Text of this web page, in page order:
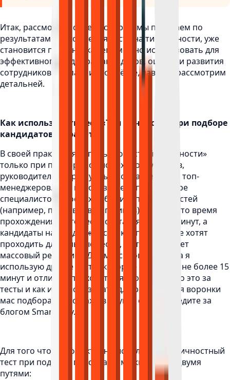
Итак, рассмотрев отчет, который мы получаем по
результатам прохождения теста на тип личности, уже
становится понятно, как его можно использовать для
эффективного подбора кандидатов, оценки и развития
сотрудников компании. Но всё же, давайте рассмотрим
детальней.
Как использовать тест «Тип личности» при подборе
кандидатов на работу.
В своей практике я использую тест «Тип личности»
только при подборе «офисных» сотрудников,
руководителей структурных подразделений, топ-
менеджеров. Я не использую его при подборе
специалистов простых рабочих специальностей
(например, продавцов магазинов), потому что время
прохождения этого теста составляет 40-45 минут, а
кандидаты на эти должности, как правило, не хотят
проходить длительные тесты, и это усложняет
массовый рекрутинг. Для массового подбора я
использую другие тесты, которые занимают не более 15
минут и отлично подходят для этой цели. Что это за
тесты и как их использовать для расширения воронки
мас подбора, я расскажу в другой статье, следите за
блогом Smart Way.
Для того чтобы эффективно использовать личностный
тест при подборе персонала, можно пойти двумя
путями: